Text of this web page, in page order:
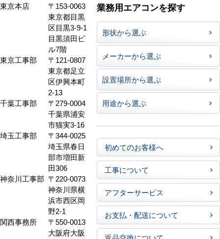
東京本店
〒153-0063
東京都目黒
区目黒3-9-1
目黒須田ビ
ル7階
東京工事部
〒121-0807
東京都足立
区伊興本町
2-13
千葉工事部
〒279-0004
千葉県浦安
市猫実3-16
埼玉工事部
〒344-0025
埼玉県春日
部市増田新
田306
神奈川工事部 〒220-0073
神奈川県横
浜市西区岡
野2-1
関西事務所
〒550-0013
大阪府大阪
業務用エアコンを探す
形状から選ぶ
メーカーから選ぶ
設置場所から選ぶ
用途から選ぶ
初めてのお客様へ
工事について
アフターサービス
お支払・配送について